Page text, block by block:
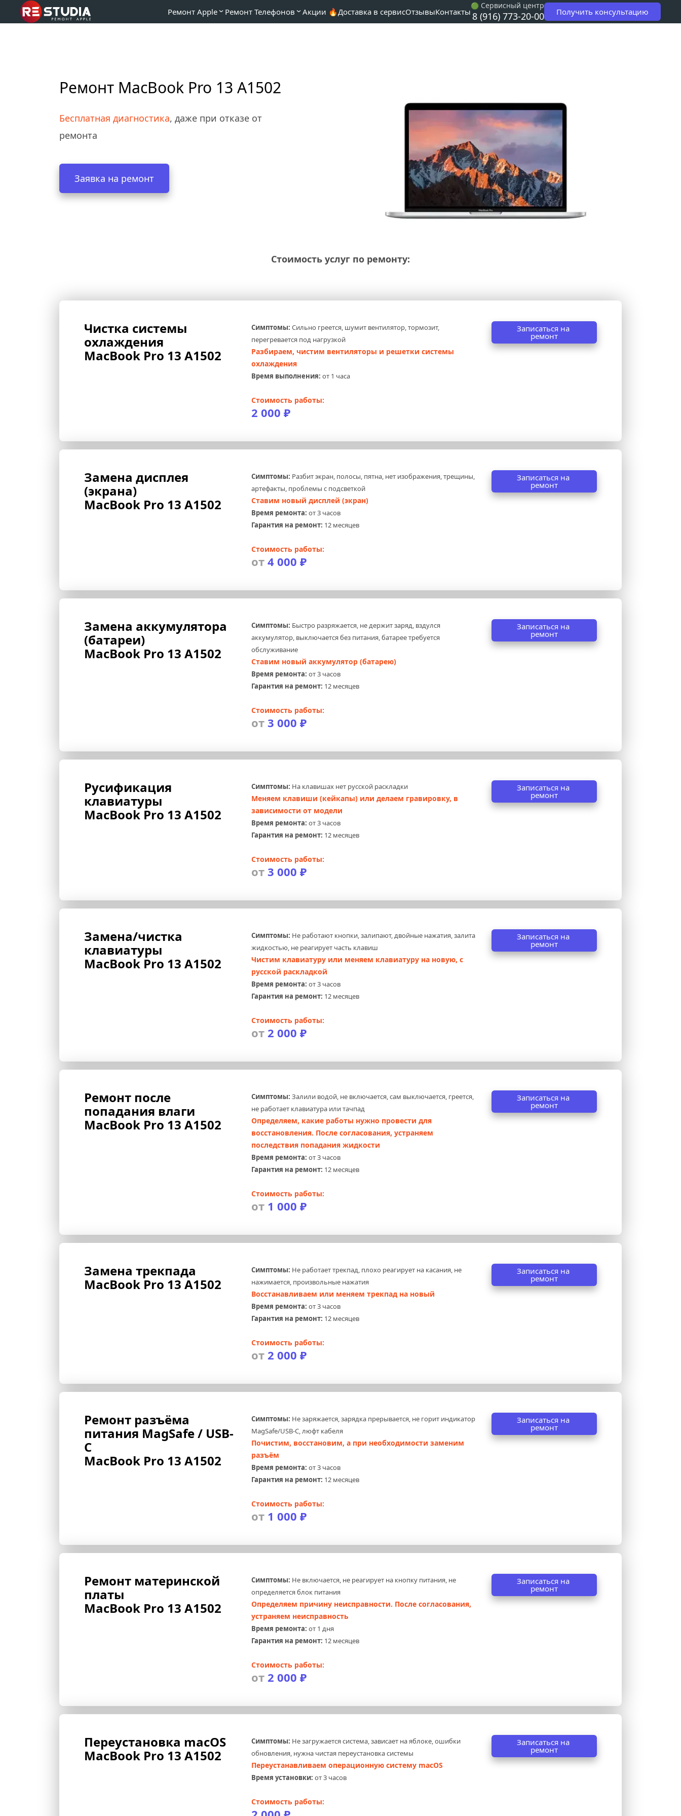
Ремонт Apple Ремонт Телефонов Акции 🔥Доставка в сервисОтзывыКонтакты
🟢 Сервисный центр
8 (916) 773-20-00 Получить консультацию
Ремонт MacBook Pro 13 A1502
Бесплатная диагностика, даже при отказе от
ремонта
Заявка на ремонт
Стоимость услуг по ремонту:
Чистка системы
охлаждения
MacBook Pro 13 A1502
Симптомы: Сильно греется, шумит вентилятор, тормозит,
перегревается под нагрузкой
Разбираем, чистим вентиляторы и решетки системы
охлаждения
Время выполнения: от 1 часа
Стоимость работы:
2 000 ₽
Записаться на
ремонт
Замена дисплея
(экрана)
MacBook Pro 13 A1502
Симптомы: Разбит экран, полосы, пятна, нет изображения, трещины,
артефакты, проблемы с подсветкой
Ставим новый дисплей (экран)
Время ремонта: от 3 часов
Гарантия на ремонт: 12 месяцев
Стоимость работы:
от 4 000 ₽
Записаться на
ремонт
Замена аккумулятора
(батареи)
MacBook Pro 13 A1502
Симптомы: Быстро разряжается, не держит заряд, вздулся
аккумулятор, выключается без питания, батарее требуется
обслуживание
Ставим новый аккумулятор (батарею)
Время ремонта: от 3 часов
Гарантия на ремонт: 12 месяцев
Стоимость работы:
от 3 000 ₽
Записаться на
ремонт
Русификация
клавиатуры
MacBook Pro 13 A1502
Симптомы: На клавишах нет русской раскладки
Меняем клавиши (кейкапы) или делаем гравировку, в
зависимости от модели
Время ремонта: от 3 часов
Гарантия на ремонт: 12 месяцев
Стоимость работы:
от 3 000 ₽
Записаться на
ремонт
Замена/чистка
клавиатуры
MacBook Pro 13 A1502
Симптомы: Не работают кнопки, залипают, двойные нажатия, залита
жидкостью, не реагирует часть клавиш
Чистим клавиатуру или меняем клавиатуру на новую, с
русской раскладкой
Время ремонта: от 3 часов
Гарантия на ремонт: 12 месяцев
Стоимость работы:
от 2 000 ₽
Записаться на
ремонт
Ремонт после
попадания влаги
MacBook Pro 13 A1502
Симптомы: Залили водой, не включается, сам выключается, греется,
не работает клавиатура или тачпад
Определяем, какие работы нужно провести для
восстановления. После согласования, устраняем
последствия попадания жидкости
Время ремонта: от 3 часов
Гарантия на ремонт: 12 месяцев
Стоимость работы:
от 1 000 ₽
Записаться на
ремонт
Замена трекпада
MacBook Pro 13 A1502
Симптомы: Не работает трекпад, плохо реагирует на касания, не
нажимается, произвольные нажатия
Восстанавливаем или меняем трекпад на новый
Время ремонта: от 3 часов
Гарантия на ремонт: 12 месяцев
Стоимость работы:
от 2 000 ₽
Записаться на
ремонт
Ремонт разъёма
питания MagSafe / USB-
C
MacBook Pro 13 A1502
Симптомы: Не заряжается, зарядка прерывается, не горит индикатор
MagSafe/USB-C, люфт кабеля
Почистим, восстановим, а при необходимости заменим
разъём
Время ремонта: от 3 часов
Гарантия на ремонт: 12 месяцев
Стоимость работы:
от 1 000 ₽
Записаться на
ремонт
Ремонт материнской
платы
MacBook Pro 13 A1502
Симптомы: Не включается, не реагирует на кнопку питания, не
определяется блок питания
Определяем причину неисправности. После согласования,
устраняем неисправность
Время ремонта: от 1 дня
Гарантия на ремонт: 12 месяцев
Стоимость работы:
от 2 000 ₽
Записаться на
ремонт
Переустановка macOS
MacBook Pro 13 A1502
Симптомы: Не загружается система, зависает на яблоке, ошибки
обновления, нужна чистая переустановка системы
Переустанавливаем операционную систему macOS
Время установки: от 3 часов
Стоимость работы:
Записаться на
ремонт